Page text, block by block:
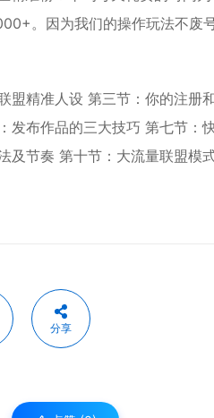
。因为我们的操作玩法不废
盟精准人设 第三节：你的注册
发布作品的三大技巧 第七节：
及节奏 第十节：大流量联盟模
分享